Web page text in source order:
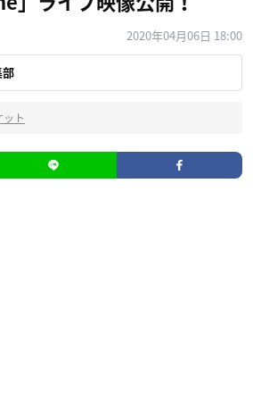
2020年04月06日 18:00
部
ト